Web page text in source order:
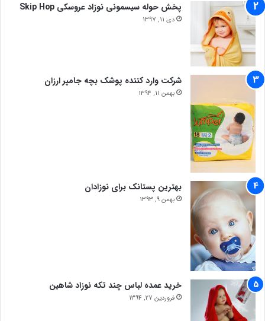
پخش حوله سیسمونی نوزاد عروسکی Skip Hop
دی 11, 1397
شرکت وارد کننده پوشک بچه جامپر ارزان
بهمن 11, 1394
بهترین پستانک برای نوزادان
بهمن 9, 1393
خرید عمده لباس چند تکه نوزاد شاهین
فروردین 27, 1394